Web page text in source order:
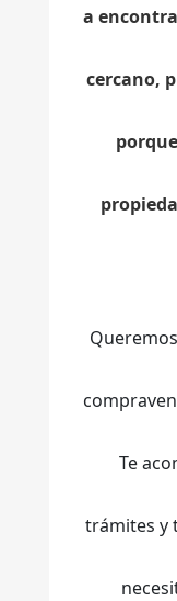
a
cercano,
Te
trámites y